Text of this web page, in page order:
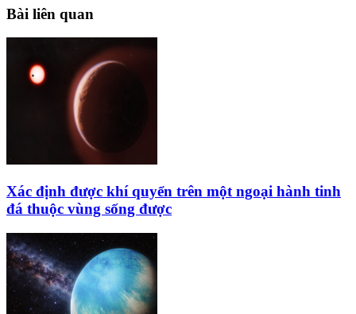
Bài liên quan
Xác định được khí quyển trên một ngoại hành tinh
đá thuộc vùng sống được